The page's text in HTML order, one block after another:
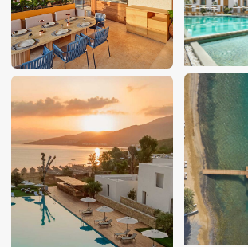
Carino Steak House — стейк ресторан
Blue Voyage Fish — изысканные
морепродукты средиземноморской кухни
и разнообразные холодные закуски
Wen Teppanyaki — японский ресторан
Wen — дальневосточный ресторан
Gracias — мексиканский ресторан
Vista — итальянский ресторан
Kebappa — уютный пляжный ресторан с
видом на море и снэк-баром
ФОТОГАЛЕРЕЯ